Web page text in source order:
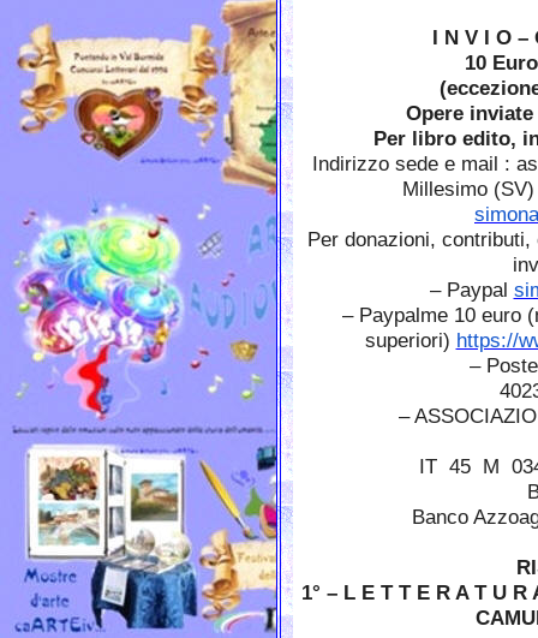
I N V I O
10
Opere
Per libro edito,
Indirizzo sede e mail :
Millesimo
Per donazioni,
– Paypal
– Paypalme 10 euro
superiori) https://
–
–
IT 45 M
Banco
1° – L E T T E R A T U